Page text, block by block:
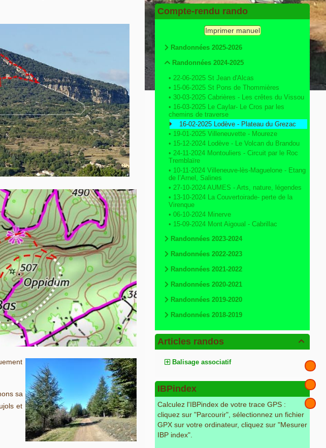
sa
et
Compte-rendu rando
Imprimer manuel
Randonnées 2025-2026
Randonnées 2024-2025
• 22-06-2025 St Jean d'Alcas
• 15-06-2025 St Pons de Thommières
• 30-03-2025 Cabrières - Les crêtes du Vissou
• 16-03-2025 Le Caylar- Le Cros par les
chemins de traverse
16-02-2025 Lodève - Plateau du Grezac
• 19-01-2025 Villeneuvette - Moureze
• 15-12-2024 Lodève - Le Volcan du Brandou
• 24-11-2024 Montouliers - Circuit par le Roc
Tremblaïre
• 10-11-2024 Villeneuve-lès-Maguelone - Etang
de l’Arnel, Salines
• 27-10-2024 AUMES - Arts, nature, légendes
• 13-10-2024 La Couvertoirade- perte de la
Virenque
• 06-10-2024 Minerve
• 15-09-2024 Mont Aigoual - Cabrillac
Randonnées 2023-2024
Randonnées 2022-2023
Randonnées 2021-2022
Randonnées 2020-2021
Randonnées 2019-2020
Randonnées 2018-2019

Articles randos
Balisage associatif
IBPindex
Calculez l'IBPindex de votre trace GPS :
cliquez sur "Parcourir", sélectionnez un fichier
GPX sur votre ordinateur, cliquez sur "Mesurer
IBP index".